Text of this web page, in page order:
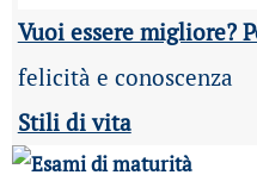
Vuoi essere migliore?
felicità e conoscenza
Stili di vita